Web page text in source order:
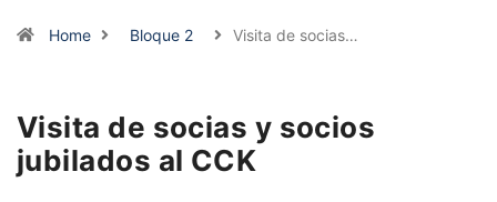
Home Bloque 2 Visita de socias…
Visita de socias y socios
jubilados al CCK